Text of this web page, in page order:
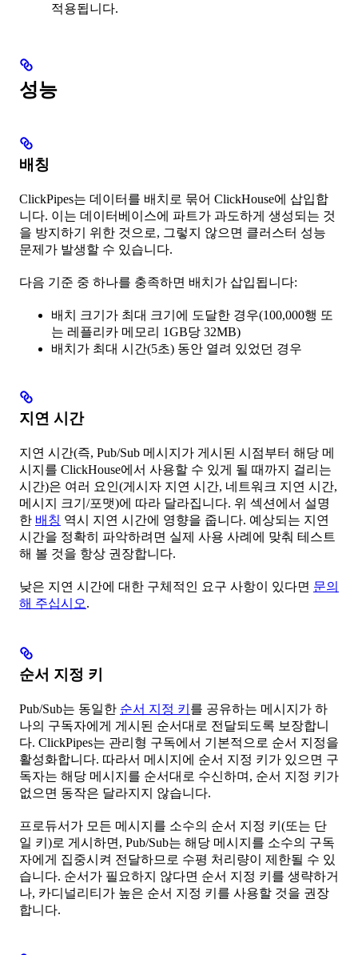
적용됩니다.
성능
배칭
ClickPipes는 데이터를 배치로 묶어 ClickHouse에 삽입합
니다. 이는 데이터베이스에 파트가 과도하게 생성되는 것
을 방지하기 위한 것으로, 그렇지 않으면 클러스터 성능
문제가 발생할 수 있습니다.
다음 기준 중 하나를 충족하면 배치가 삽입됩니다:
배치 크기가 최대 크기에 도달한 경우(100,000행 또
는 레플리카 메모리 1GB당 32MB)
배치가 최대 시간(5초) 동안 열려 있었던 경우
지연 시간
지연 시간(즉, Pub/Sub 메시지가 게시된 시점부터 해당 메
시지를 ClickHouse에서 사용할 수 있게 될 때까지 걸리는
시간)은 여러 요인(게시자 지연 시간, 네트워크 지연 시간,
메시지 크기/포맷)에 따라 달라집니다. 위 섹션에서 설명
한 배칭 역시 지연 시간에 영향을 줍니다. 예상되는 지연
시간을 정확히 파악하려면 실제 사용 사례에 맞춰 테스트
해 볼 것을 항상 권장합니다.
낮은 지연 시간에 대한 구체적인 요구 사항이 있다면 문의
해 주십시오.
순서 지정 키
Pub/Sub는 동일한 순서 지정 키 를 공유하는 메시지가 하
나의 구독자에게 게시된 순서대로 전달되도록 보장합니
다. ClickPipes는 관리형 구독에서 기본적으로 순서 지정을
활성화합니다. 따라서 메시지에 순서 지정 키가 있으면 구
독자는 해당 메시지를 순서대로 수신하며, 순서 지정 키가
없으면 동작은 달라지지 않습니다.
프로듀서가 모든 메시지를 소수의 순서 지정 키(또는 단
일 키)로 게시하면, Pub/Sub는 해당 메시지를 소수의 구독
자에게 집중시켜 전달하므로 수평 처리량이 제한될 수 있
습니다. 순서가 필요하지 않다면 순서 지정 키를 생략하거
나, 카디널리티가 높은 순서 지정 키를 사용할 것을 권장
합니다.